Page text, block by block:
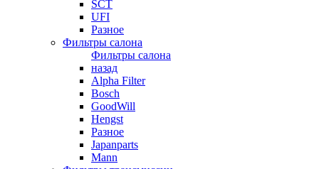
SCT
UFI
Разное
Фильтры салона
Фильтры салона
назад
Alpha Filter
Bosch
GoodWill
Hengst
Разное
Japanparts
Mann